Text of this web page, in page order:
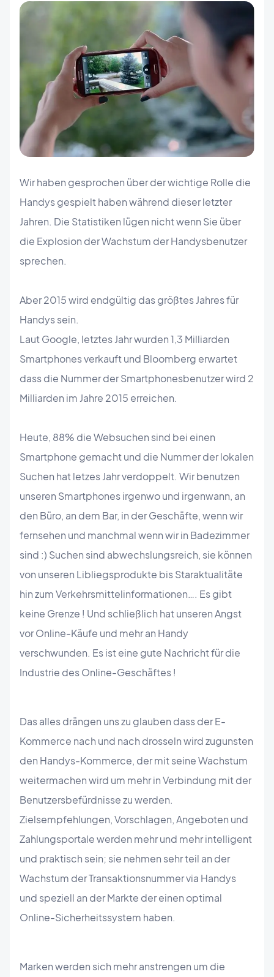
Wir haben gesprochen über der wichtige Rolle die
Handys gespielt haben während dieser letzter
Jahren. Die Statistiken lügen nicht wenn Sie über
die Explosion der Wachstum der Handysbenutzer
sprechen.
Aber 2015 wird endgültig das größtes Jahres für
Handys sein.
Laut Google, letztes Jahr wurden 1,3 Milliarden
Smartphones verkauft und Bloomberg erwartet
dass die Nummer der Smartphonesbenutzer wird 2
Milliarden im Jahre 2015 erreichen.
Heute, 88% die Websuchen sind bei einen
Smartphone gemacht und die Nummer der lokalen
Suchen hat letzes Jahr verdoppelt. Wir benutzen
unseren Smartphones irgenwo und irgenwann, an
den Büro, an dem Bar, in der Geschäfte, wenn wir
fernsehen und manchmal wenn wir in Badezimmer
sind :) Suchen sind abwechslungsreich, sie können
von unseren Libliegsprodukte bis Staraktualitäte
hin zum Verkehrsmittelinformationen…. Es gibt
keine Grenze ! Und schließlich hat unseren Angst
vor Online-Käufe und mehr an Handy
verschwunden. Es ist eine gute Nachricht für die
Industrie des Online-Geschäftes !
Das alles drängen uns zu glauben dass der E-
Kommerce nach und nach drosseln wird zugunsten
den Handys-Kommerce, der mit seine Wachstum
weitermachen wird um mehr in Verbindung mit der
Benutzersbefürdnisse zu werden.
Zielsempfehlungen, Vorschlagen, Angeboten und
Zahlungsportale werden mehr und mehr intelligent
und praktisch sein; sie nehmen sehr teil an der
Wachstum der Transaktionsnummer via Handys
und speziell an der Markte der einen optimal
Online-Sicherheitssystem haben.
Marken werden sich mehr anstrengen um die